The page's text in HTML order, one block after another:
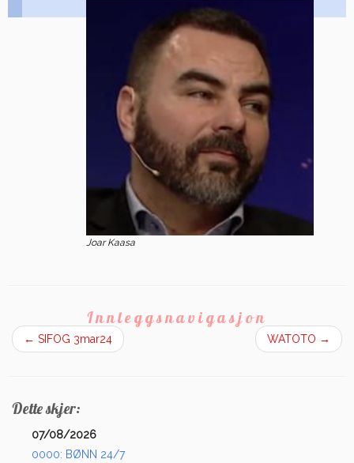
Joar Kaasa
Innleggsnavigasjon
← SIFOG 3mar24 WATOTO →
Dette skjer:
07/08/2026
0000: BØNN 24/7